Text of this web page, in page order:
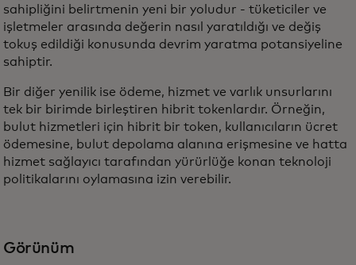
sahipliğini belirtmenin yeni bir yoludur - tüketiciler ve
işletmeler arasında değerin nasıl yaratıldığı ve değiş
tokuş edildiği konusunda devrim yaratma potansiyeline
sahiptir.
Bir diğer yenilik ise ödeme, hizmet ve varlık unsurlarını
tek bir birimde birleştiren hibrit tokenlardır. Örneğin,
bulut hizmetleri için hibrit bir token, kullanıcıların ücret
ödemesine, bulut depolama alanına erişmesine ve hatta
hizmet sağlayıcı tarafından yürürlüğe konan teknoloji
politikalarını oylamasına izin verebilir.
Görünüm